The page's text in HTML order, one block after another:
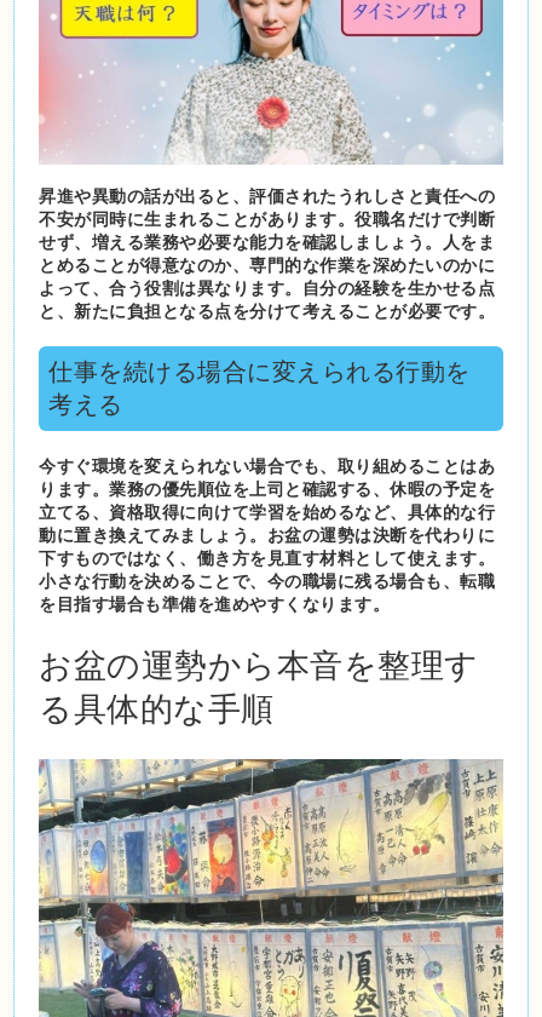
昇進や異動の話が出ると、評価されたうれしさと責任への
不安が同時に生まれることがあります。役職名だけで判断
せず、増える業務や必要な能力を確認しましょう。人をま
とめることが得意なのか、専門的な作業を深めたいのかに
よって、合う役割は異なります。自分の経験を生かせる点
と、新たに負担となる点を分けて考えることが必要です。
仕事を続ける場合に変えられる行動を
考える
今すぐ環境を変えられない場合でも、取り組めることはあ
ります。業務の優先順位を上司と確認する、休暇の予定を
立てる、資格取得に向けて学習を始めるなど、具体的な行
動に置き換えてみましょう。お盆の運勢は決断を代わりに
下すものではなく、働き方を見直す材料として使えます。
小さな行動を決めることで、今の職場に残る場合も、転職
を目指す場合も準備を進めやすくなります。
お盆の運勢から本音を整理す
る具体的な手順